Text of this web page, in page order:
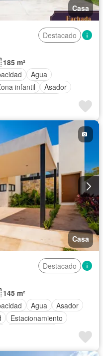
Casa
Destacado
185 m²
Agua
infantil
Asador
Jardín
Televisión por cable
Zonas verdes
Casa
Destacado
145 m²
Agua
Asador
Estacionamiento